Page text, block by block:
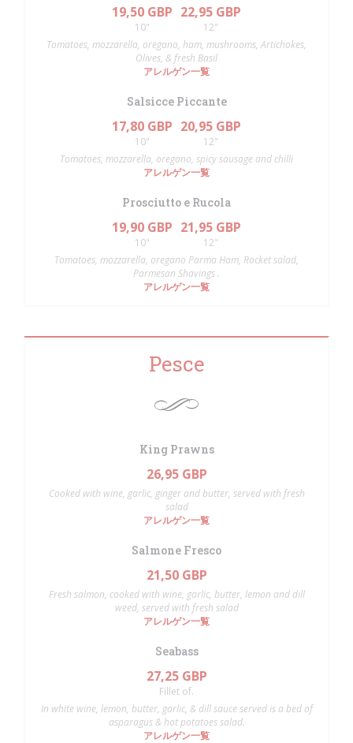
19,50 GBP
10"
22,95 GBP
12"
Tomatoes, mozzarella, oregano, ham, mushrooms, Artichokes,
Olives, & fresh Basil
アレルゲン一覧
Salsicce Piccante
17,80 GBP
10"
20,95 GBP
12"
Tomatoes, mozzarella, oregano, spicy sausage and chilli
アレルゲン一覧
Prosciutto e Rucola
19,90 GBP
10"
21,95 GBP
12"
Tomatoes, mozzarella, oregano Parma Ham, Rocket salad,
Parmesan Shavings .
アレルゲン一覧
Pesce
King Prawns
26,95 GBP
Cooked with wine, garlic, ginger and butter, served with fresh
salad
アレルゲン一覧
Salmone Fresco
21,50 GBP
Fresh salmon, cooked with wine, garlic, butter, lemon and dill
weed, served with fresh salad
アレルゲン一覧
Seabass
27,25 GBP
Fillet of.
In white wine, lemon, butter, garlic, & dill sauce served is a bed of
asparagus & hot potatoes salad.
アレルゲン一覧